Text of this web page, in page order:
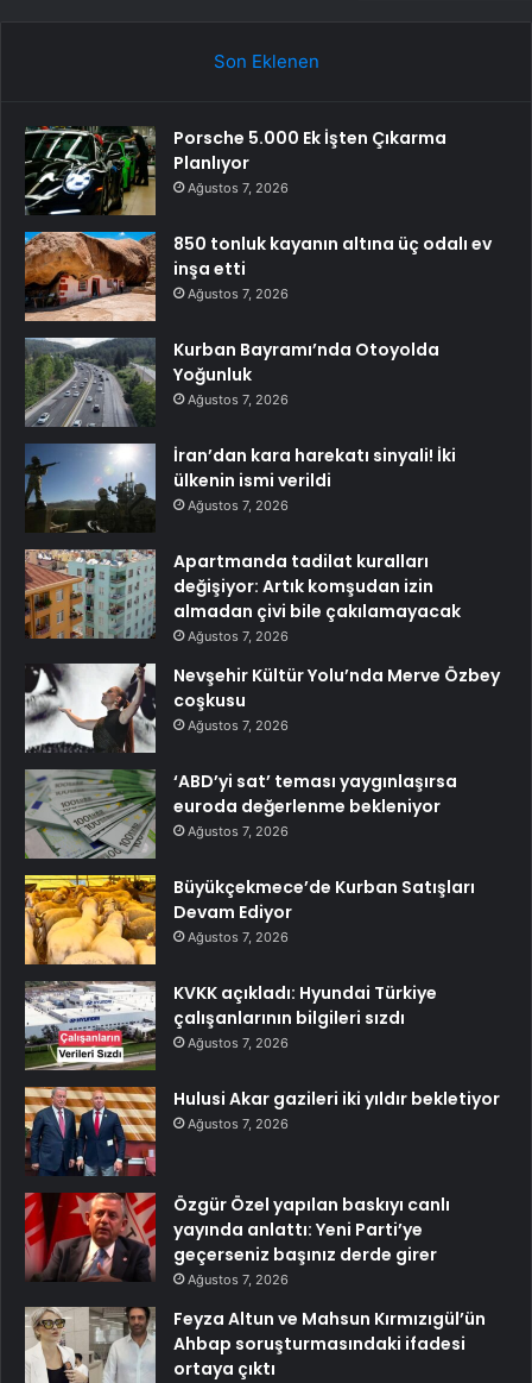
Son Eklenen
Porsche 5.000 Ek İşten Çıkarma
Planlıyor
Ağustos 7, 2026
850 tonluk kayanın altına üç odalı ev
inşa etti
Ağustos 7, 2026
Kurban Bayramı’nda Otoyolda
Yoğunluk
Ağustos 7, 2026
İran’dan kara harekatı sinyali! İki
ülkenin ismi verildi
Ağustos 7, 2026
Apartmanda tadilat kuralları
değişiyor: Artık komşudan izin
almadan çivi bile çakılamayacak
Ağustos 7, 2026
Nevşehir Kültür Yolu’nda Merve Özbey
coşkusu
Ağustos 7, 2026
‘ABD’yi sat’ teması yaygınlaşırsa
euroda değerlenme bekleniyor
Ağustos 7, 2026
Büyükçekmece’de Kurban Satışları
Devam Ediyor
Ağustos 7, 2026
KVKK açıkladı: Hyundai Türkiye
çalışanlarının bilgileri sızdı
Ağustos 7, 2026
Hulusi Akar gazileri iki yıldır bekletiyor
Ağustos 7, 2026
Özgür Özel yapılan baskıyı canlı
yayında anlattı: Yeni Parti’ye
geçerseniz başınız derde girer
Ağustos 7, 2026
Feyza Altun ve Mahsun Kırmızıgül’ün
Ahbap soruşturmasındaki ifadesi
ortaya çıktı